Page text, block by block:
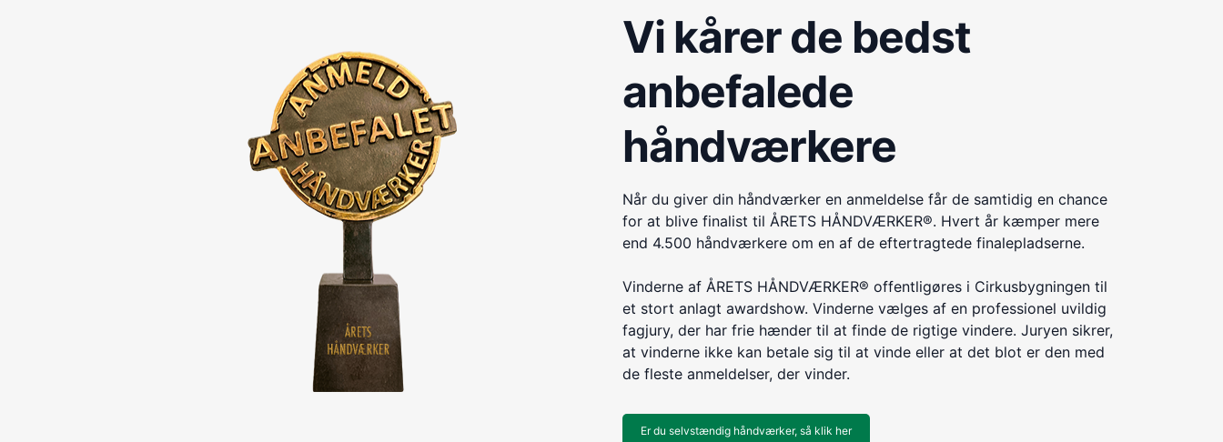
Vi kårer de bedst
anbefalede
håndværkere
Når du giver din håndværker en anmeldelse får de samtidig en chance
for at blive finalist til ÅRETS HÅNDVÆRKER®. Hvert år kæmper mere
end 4.500 håndværkere om en af de eftertragtede finalepladserne.
Vinderne af ÅRETS HÅNDVÆRKER® offentligøres i Cirkusbygningen til
et stort anlagt awardshow. Vinderne vælges af en professionel uvildig
fagjury, der har frie hænder til at finde de rigtige vindere. Juryen sikrer,
at vinderne ikke kan betale sig til at vinde eller at det blot er den med
de fleste anmeldelser, der vinder.
Er du selvstændig håndværker, så klik her